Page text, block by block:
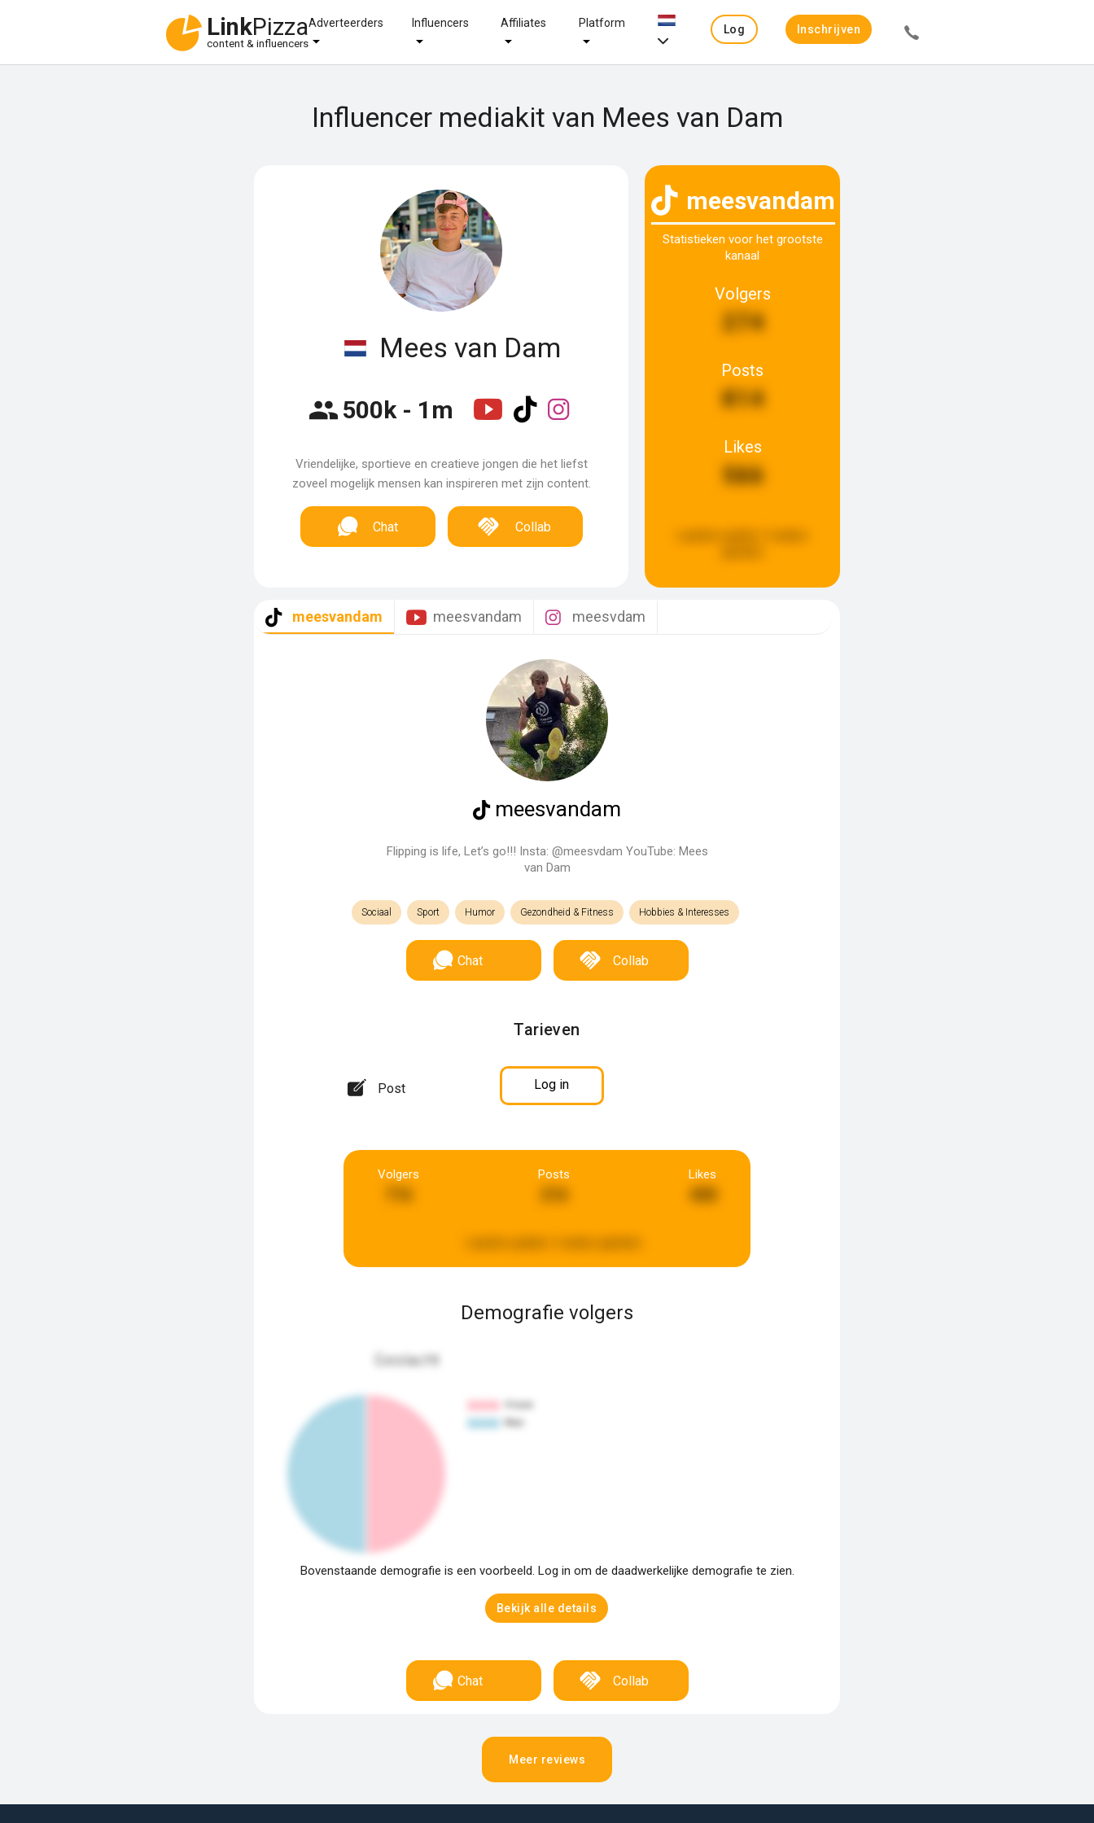
LinkPizza
content & influencers
Adverteerders Influencers Affiliates Platform
Log
Inschrijven
Influencer mediakit van Mees van Dam
Mees van Dam
500k - 1m
Vriendelijke, sportieve en creatieve jongen die het liefst
zoveel mogelijk mensen kan inspireren met zijn content.
Chat Collab
meesvandam
Statistieken voor het grootste
kanaal
Volgers
274
Posts
814
Likes
566
meesvandam meesvandam meesvdam
meesvandam
Flipping is life, Let’s go!!! Insta: @meesvdam YouTube: Mees
van Dam
Sociaal Sport Humor Gezondheid & Fitness Hobbies & Interesses
Chat Collab
Tarieven
Post Log in
Volgers Posts Likes
408
Demografie volgers
Geslacht
Bovenstaande demografie is een voorbeeld. Log in om de daadwerkelijke demografie te zien.
Bekijk alle details
Chat Collab
Meer reviews